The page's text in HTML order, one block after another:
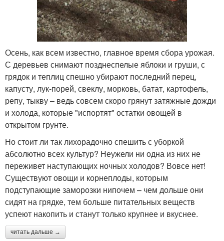
Осень, как всем известно, главное время сбора урожая.
С деревьев снимают позднеспелые яблоки и груши, с
грядок и теплиц спешно убирают последний перец,
капусту, лук-порей, свеклу, морковь, батат, картофель,
репу, тыкву – ведь совсем скоро грянут затяжные дожди
и холода, которые "испортят" остатки овощей в
открытом грунте.
Но стоит ли так лихорадочно спешить с уборкой
абсолютно всех культур? Неужели ни одна из них не
переживет наступающих ночных холодов? Вовсе нет!
Существуют овощи и корнеплоды, которым
подступающие заморозки нипочем – чем дольше они
сидят на грядке, тем больше питательных веществ
успеют накопить и станут только крупнее и вкуснее.
читать дальше →